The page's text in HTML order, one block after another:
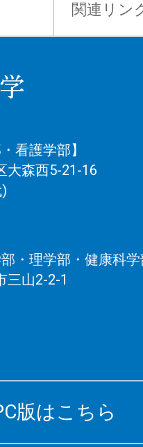
関連リン
看護学部】
大森西5-21-16
・理学部・健康科
三山2-2-1
版はこちら